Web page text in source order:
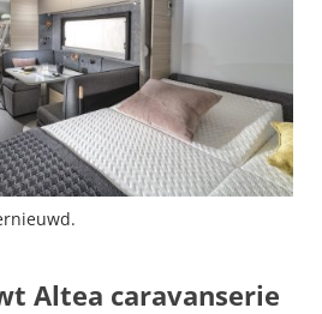
Altea caravanserie